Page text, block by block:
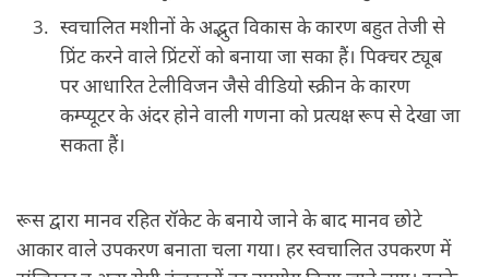
स्‍वचालित मशीनों के अद्भुत विकास के कारण बहुत तेजी से
प्रिंट करने वाले प्रिंटरों को बनाया जा सका हैं। पिक्‍चर ट्यूब
पर आधारित टेलीविजन जैसे वीडियो स्‍क्रीन के कारण
कम्‍प्‍यूटर के अंदर होने वाली गणना को प्रत्‍यक्ष रूप से देखा जा
सकता हैं।
रूस द्वारा मानव रहित रॉकेट के बनाये जाने के बाद मानव छोटे
आकार वाले उपकरण बनाता चला गया। हर स्‍वचालित उपकरण में